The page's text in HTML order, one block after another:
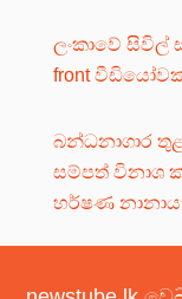
ලංකාවේ සිවිල්
front
බන්ධනාගාර
සම්පත් විනාශ
හර්ෂණ